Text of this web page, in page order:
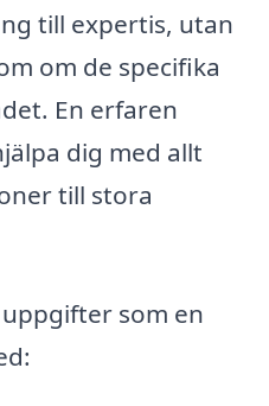
till expertis, utan
om de specifika
En erfaren
dig med allt
till stora
som en